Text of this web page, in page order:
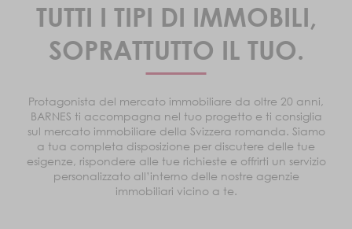
TUTTI I TIPI DI IMMOBILI,
SOPRATTUTTO IL TUO.
Protagonista del mercato immobiliare da oltre 20 anni,
BARNES ti accompagna nel tuo progetto e ti consiglia
sul mercato immobiliare della Svizzera romanda. Siamo
a tua completa disposizione per discutere delle tue
esigenze, rispondere alle tue richieste e offrirti un servizio
personalizzato all’interno delle nostre agenzie
immobiliari vicino a te.